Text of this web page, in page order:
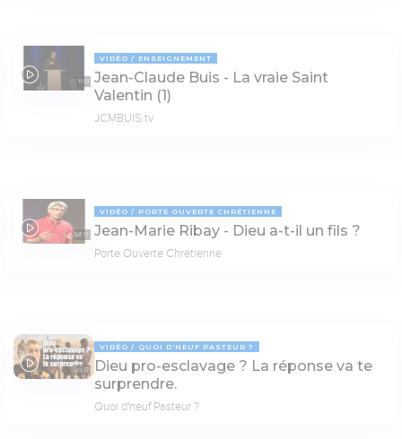
11:01
VIDÉO ENSEIGNEMENT
Jean-Claude Buis - La vraie Saint
Valentin (1)
JCMBUIS.tv
53:17
VIDÉO PORTE OUVERTE CHRÉTIENNE
Jean-Marie Ribay - Dieu a-t-il un fils ?
Porte Ouverte Chrétienne
30:13
VIDÉO QUOI D'NEUF PASTEUR ?
Dieu pro-esclavage ? La réponse va te
surprendre.
Quoi d'neuf Pasteur ?